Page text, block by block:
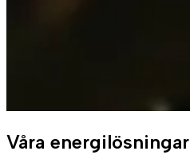
Våra energilösningar